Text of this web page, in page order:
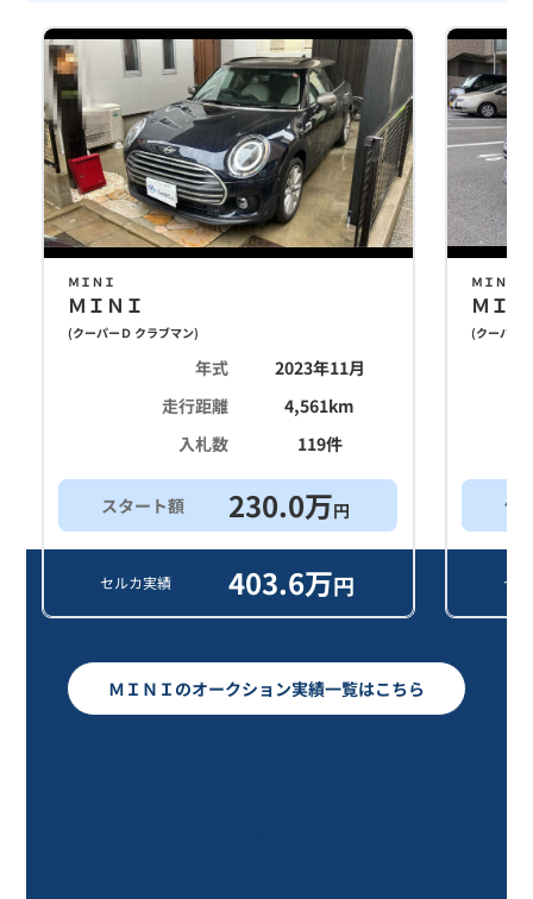
ＭＩＮＩ
ＭＩＮＩ
(クーパーＤ クラブマン)
年式
2023年11月
走行距離
4,561km
入札数
119件
スタート額 230.0万円
セルカ実績 403.6万円
ＭＩＮＩ
ＭＩ
(クーパー
他
セ
ＭＩＮＩのオークション実績一覧はこちら